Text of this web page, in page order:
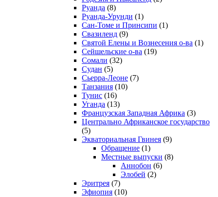
Руанда (8)
Руанда-Урунди (1)
Сан-Томе и Принсипи (1)
Свазиленд (9)
Святой Елены и Вознесения о-ва (1)
Сейшельские о-ва (19)
Сомали (32)
Судан (5)
Сьерра-Леоне (7)
Танзания (10)
Тунис (16)
Уганда (13)
Французская Западная Африка (3)
Центрально Африканское государство
(5)
Экваториальная Гвинея (9)
Обращение (1)
Местные выпуски (8)
Аннобон (6)
Элобей (2)
Эритрея (7)
Эфиопия (10)